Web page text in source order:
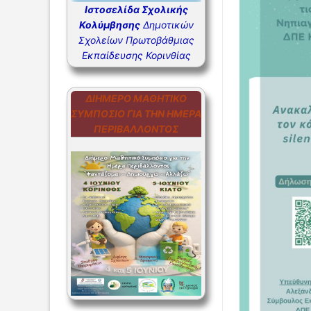
ΣΥΧΝΕΣ
ΣΥΧΝΕΣ
Ιστοσελίδα Σχολικής
ΚολύμβησηςΔημοτικών
Σχολείων Πρωτοβάθμιας
Εκπαίδευσης Κορινθίας
ΔΙΉΜΕΡΟ ΜΑΘΗΤΙΚΌ
ΣΥΜΠΌΣΙΟ ΓΙΑ ΤΗΝ ΗΜΈΡΑ
ΠΕΡΙΒΆΛΛΟΝΤΟΣ